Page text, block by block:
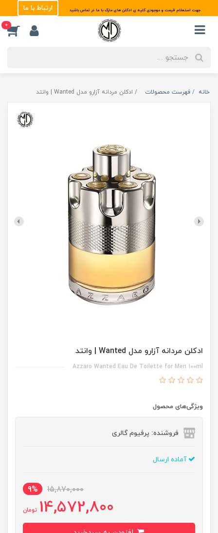
جهت استعلام قیمت و موجودی کلیه ی ادکلن های مارک با ما در تماس باشید ارتباط با ما
0
خانه فهرست محصولات ادکلن مردانه آزارو مدل Wanted | وانتد
ادکلن مردانه آزارو مدل Wanted | وانتد
Azzaro Wanted Eau De Toilette for Men 100ml
ویژگی‌های محصول
فروشنده: پرفیوم گالری
آماده ارسال
15,870,000
9%
14,572,800 تومان